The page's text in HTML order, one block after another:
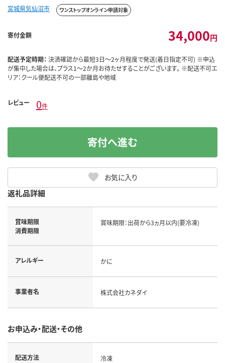
宮城県気仙沼市 ワンストップオンライン申請対象
寄付金額 34,000円
配送予定時期： 決済確認から最短3日～2ヶ月程度で発送(着日指定不可) ※申込
が集中した場合は、プラス1～2か月お待たせすることがございます。 ※配送不可エ
リア：クール便配送不可の一部離島や地域
レビュー 0件
お気に入り
寄付へ進む
返礼品詳細
賞味期限
消費期限
賞味期限：出荷から3ヵ月以内(要冷凍)
アレルギー かに
事業者名 株式会社カネダイ
お申込み・配送・その他
配送方法 冷凍